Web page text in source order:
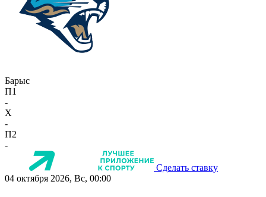
Барыс
П1
-
X
-
П2
-
Сделать ставку
04 октября 2026, Вс, 00:00